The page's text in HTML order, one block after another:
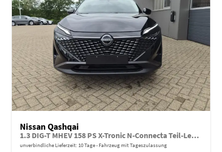
Nissan Qashqai
1.3 DIG-T MHEV 158 PS X-Tronic N-Connecta Teil-Leder PanoGlasdach Klimaautomatik Sitzheizung Lenkradheizung Navi ACC PDC v+h 360°Kamera DAB Bluetooth Touchscreen Apple CarPlay Android Auto 18"LM
unverbindliche Lieferzeit: 10 Tage Fahrzeug mit Tageszulassung